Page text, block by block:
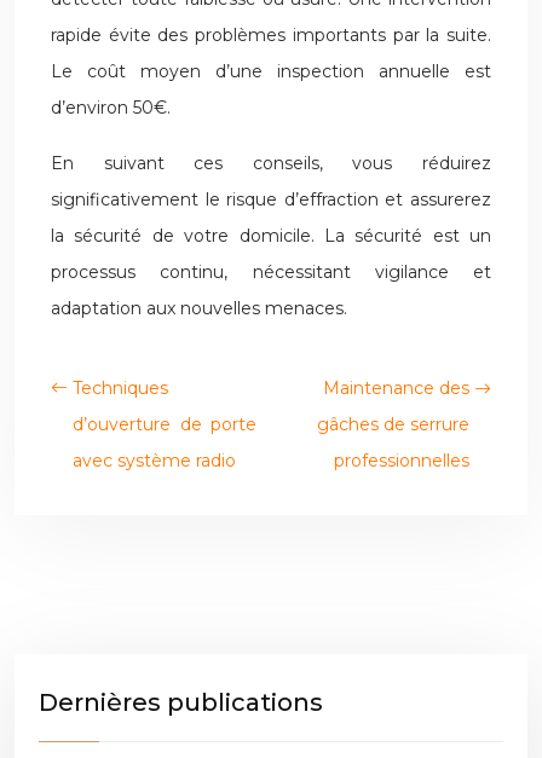
rapide évite des problèmes importants par la suite.
Le coût moyen d’une inspection annuelle est
d’environ 50€.
En suivant ces conseils, vous réduirez
significativement le risque d’effraction et assurerez
la sécurité de votre domicile. La sécurité est un
processus continu, nécessitant vigilance et
adaptation aux nouvelles menaces.
Techniques
d’ouverture de porte
avec système radio
Maintenance des
gâches de serrure
professionnelles
Dernières publications